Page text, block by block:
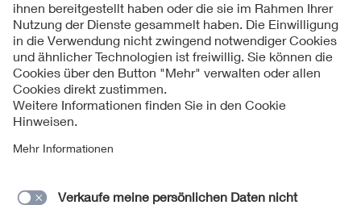
Kontakte
Service
Impressum
Datenschutzinformationen
Cookie Hinweise